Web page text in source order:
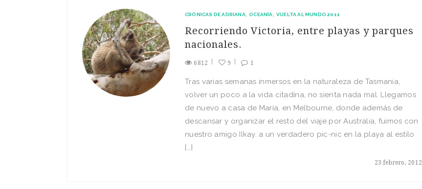
CRÓNICAS DE ADRIANA OCEANÍA VUELTA AL MUNDO 2011
Recorriendo Victoria, entre playas y parques
nacionales.
6812 9 1
23 febrero, 2012
Tras varias semanas inmersos en la naturaleza de Tasmania,
volver un poco a la vida citadina, no sienta nada mal. Llegamos
de nuevo a casa de María, en Melbourne, donde además de
descansar y organizar el resto del viaje por Australia, fuimos con
nuestro amigo Ilkay. a un verdadero pic-nic en la playa al estilo
[…]